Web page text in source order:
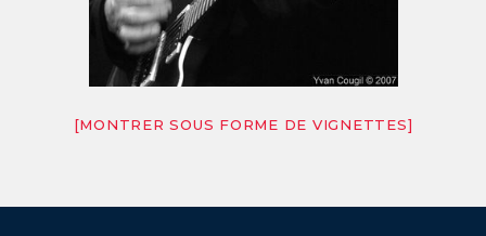
[MONTRER SOUS FORME DE VIGNETTES]